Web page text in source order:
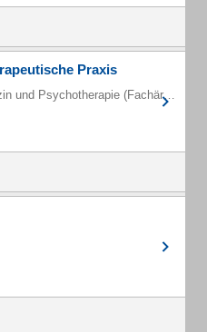
Praxis
Ärzte: Psychosomatische Medizin und Psychotherapie (Fachärzte)